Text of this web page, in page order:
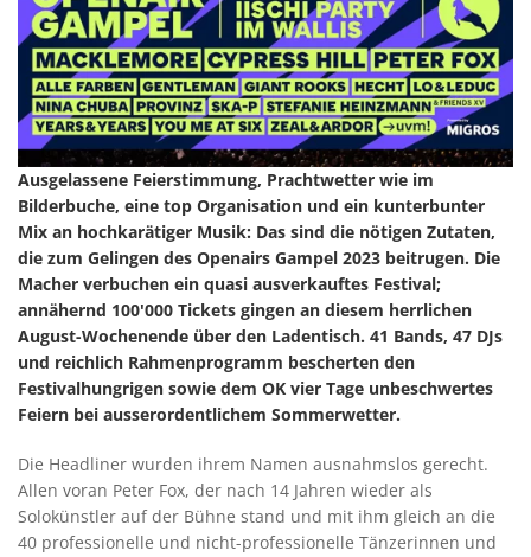
Ausgelassene Feierstimmung, Prachtwetter wie im
Bilderbuche, eine top Organisation und ein kunterbunter
Mix an hochkarätiger Musik: Das sind die nötigen Zutaten,
die zum Gelingen des Openairs Gampel 2023 beitrugen. Die
Macher verbuchen ein quasi ausverkauftes Festival;
annähernd 100'000 Tickets gingen an diesem herrlichen
August-Wochenende über den Ladentisch. 41 Bands, 47 DJs
und reichlich Rahmenprogramm bescherten den
Festivalhungrigen sowie dem OK vier Tage unbeschwertes
Feiern bei ausserordentlichem Sommerwetter.
Die Headliner wurden ihrem Namen ausnahmslos gerecht.
Allen voran Peter Fox, der nach 14 Jahren wieder als
Solokünstler auf der Bühne stand und mit ihm gleich an die
40 professionelle und nicht-professionelle Tänzerinnen und